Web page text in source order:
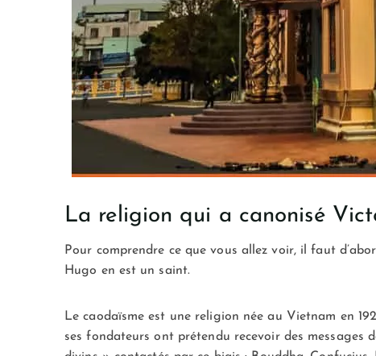
La religion qui a canonisé
Pour comprendre ce que vous allez voir, il faut
Hugo en est un saint.
Le caodaïsme est une religion née au Vietnam en
ses fondateurs ont prétendu recevoir des messages